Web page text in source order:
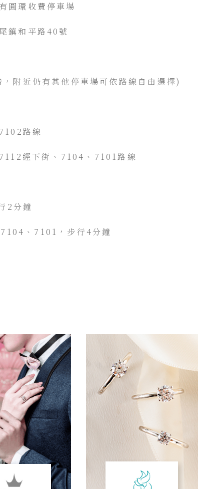
圓環收費停車場
鎮和平路40號
附近仍有其他停車場可依路線自由選擇)
路線
經下街、7104、7101路線
2分鐘
、7101，步行4分鐘